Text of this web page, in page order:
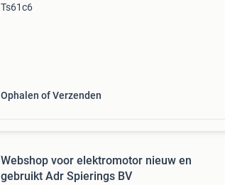
Ts61c6
Ophalen of Verzenden
Webshop voor elektromotor nieuw en
gebruikt Adr Spierings BV